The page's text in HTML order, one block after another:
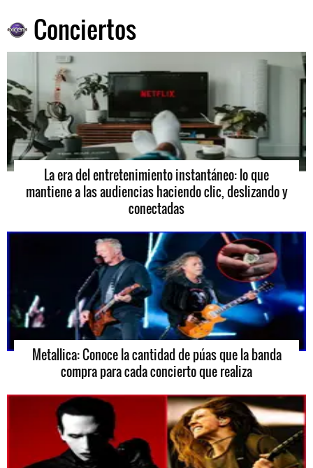
Conciertos
La era del entretenimiento instantáneo: lo que
mantiene a las audiencias haciendo clic, deslizando y
conectadas
Metallica: Conoce la cantidad de púas que la banda
compra para cada concierto que realiza